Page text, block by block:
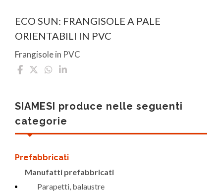
ECO SUN: FRANGISOLE A PALE
ORIENTABILI IN PVC
Frangisole in PVC
SIAMESI produce nelle seguenti
categorie
Prefabbricati
Manufatti prefabbricati
Parapetti, balaustre